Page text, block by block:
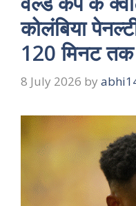
कोलंबिया
120 मिनट
8 July 2026 by